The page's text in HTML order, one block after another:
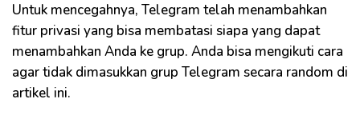
Untuk mencegahnya, Telegram telah menambahkan
fitur privasi yang bisa membatasi siapa yang dapat
menambahkan Anda ke grup. Anda bisa mengikuti cara
agar tidak dimasukkan grup Telegram secara random di
artikel ini.